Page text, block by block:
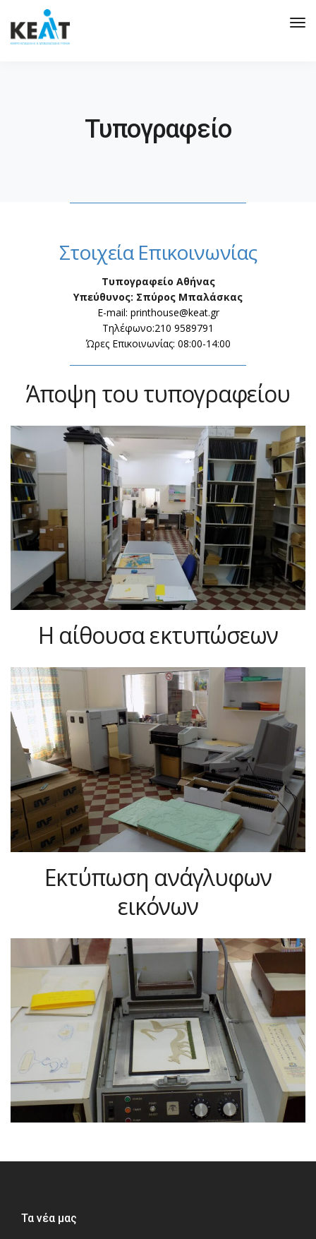
Τυπογραφείο
Στοιχεία Επικοινωνίας
Τυπογραφείο Αθήνας
Υπεύθυνος: Σπύρος Μπαλάσκας
E-mail: printhouse@keat.gr
Τηλέφωνο:210 9589791
Ώρες Επικοινωνίας: 08:00-14:00
Άποψη του τυπογραφείου
Η αίθουσα εκτυπώσεων
Εκτύπωση ανάγλυφων
εικόνων
Τα νέα μας